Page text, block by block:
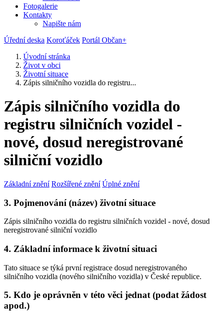
Fotogalerie
Kontakty
Napište nám
Úřední deska Koroťáček Portál Občan+
Úvodní stránka
Život v obci
Životní situace
Zápis silničního vozidla do registru...
Zápis silničního vozidla do
registru silničních vozidel -
nové, dosud neregistrované
silniční vozidlo
Základní znění Rozšířené znění Úplné znění
3. Pojmenování (název) životní situace
Zápis silničního vozidla do registru silničních vozidel - nové, dosud
neregistrované silniční vozidlo
4. Základní informace k životní situaci
Tato situace se týká první registrace dosud neregistrovaného
silničního vozidla (nového silničního vozidla) v České republice.
5. Kdo je oprávněn v této věci jednat (podat žádost
apod.)